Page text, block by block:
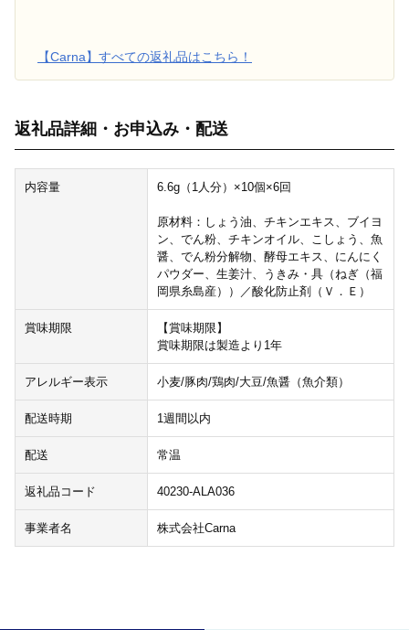
【Carna】すべての返礼品はこちら！
返礼品詳細・お申込み・配送
内容量 6.6g（1人分）×10個×6回
原材料：しょう油、チキンエキス、ブイヨ
ン、でん粉、チキンオイル、こしょう、魚
醤、でん粉分解物、酵母エキス、にんにく
パウダー、生姜汁、うきみ・具（ねぎ（福
岡県糸島産））／酸化防止剤（Ｖ．Ｅ）
賞味期限
【賞味期限】
賞味期限は製造より1年
アレルギー表示 小麦/豚肉/鶏肉/大豆/魚醤（魚介類）
配送時期 1週間以内
配送 常温
返礼品コード 40230-ALA036
事業者名 株式会社Carna